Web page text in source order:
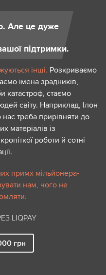
Але це дуже
підтримки.
інші. Розкриваємо
імена зрадників,
катастроф, стаємо
світу. Наприклад, Ілон
треба прирівняти до
матеріалів із
роботи й сотні
примх мільйонера-
нам, чого не
LIQPAY
грн